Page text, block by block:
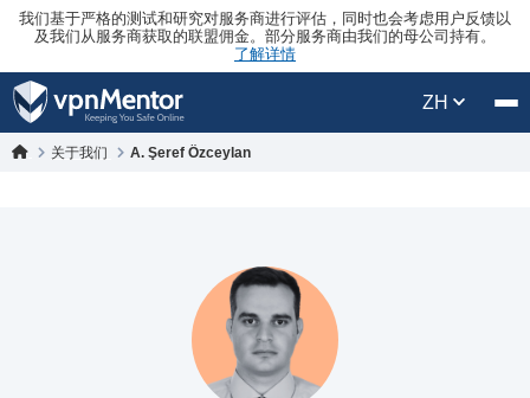
我们基于严格的测试和研究对服务商进行评估，同时也会考虑用户反馈以
及我们从服务商获取的联盟佣金。部分服务商由我们的母公司持有。
了解详情
ZH
关于我们 A. Şeref Özceylan